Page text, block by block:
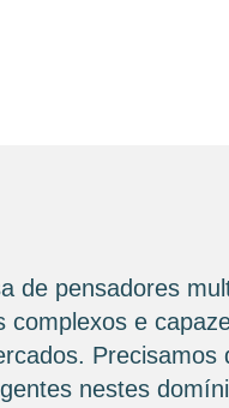
de pensadores
e
Precisamos
nestes